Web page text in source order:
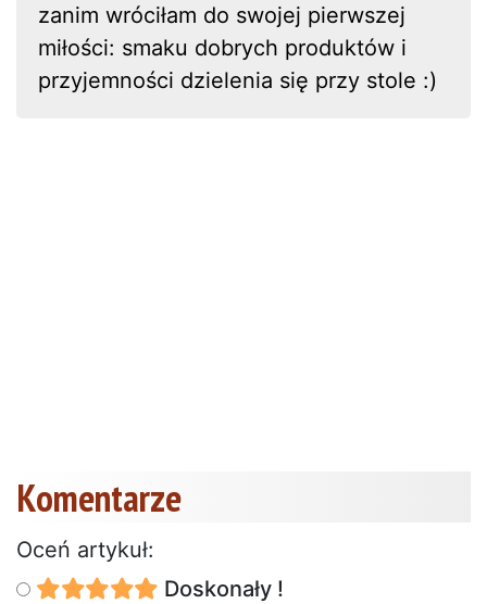
zanim wróciłam do swojej pierwszej
miłości: smaku dobrych produktów i
przyjemności dzielenia się przy stole :)
Komentarze
Oceń artykuł:
Doskonały !